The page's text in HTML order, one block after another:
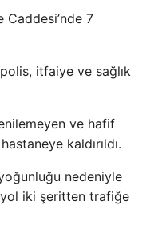
Caddesi’nde 7
itfaiye ve sağlık
ve hafif
kaldırıldı.
nedeniyle
yol iki şeritten trafiğe